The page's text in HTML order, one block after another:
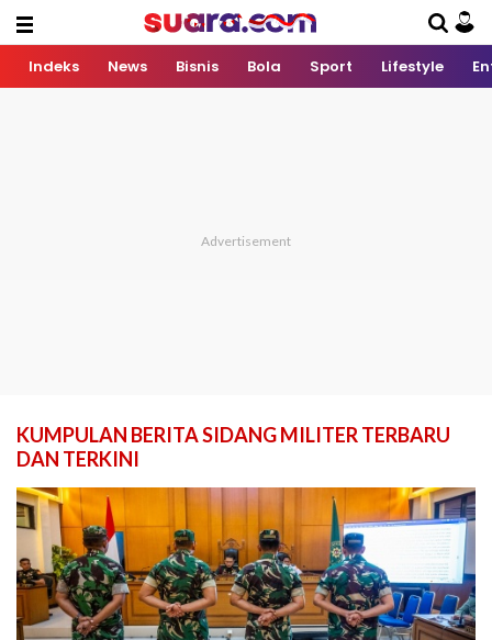
Indeks News Bisnis Bola Sport Lifestyle
KUMPULAN BERITA SIDANG MILITER TERBARU
DAN TERKINI